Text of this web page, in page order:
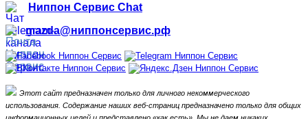
Ниппон Сервис Chat
mazda@ниппонсервис.рф
Этот сайт предназначен только для личного некоммерческого
использования. Содержание наших веб-страниц предназначено только для общих
информационных целей и представлено «как есть». Мы не даем никаких